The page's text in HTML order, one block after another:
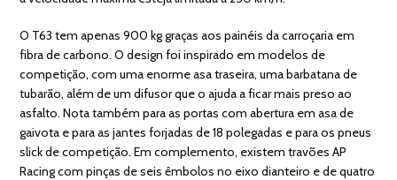
O T63 tem apenas 900 kg graças aos painéis da carroçaria em
fibra de carbono. O design foi inspirado em modelos de
competição, com uma enorme asa traseira, uma barbatana de
tubarão, além de um difusor que o ajuda a ficar mais preso ao
asfalto. Nota também para as portas com abertura em asa de
gaivota e para as jantes forjadas de 18 polegadas e para os pneus
slick de competição. Em complemento, existem travões AP
Racing com pinças de seis êmbolos no eixo dianteiro e de quatro